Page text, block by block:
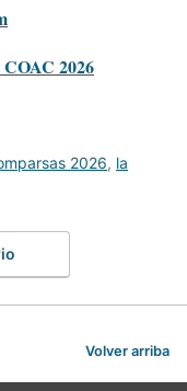
2026
2026, la
Volver arriba